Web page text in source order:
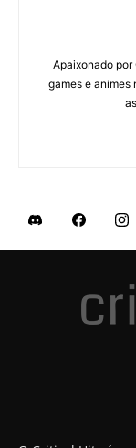
Apaixonado
games e animes